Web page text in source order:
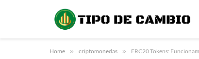
Home » criptomonedas » ERC20 Tokens: